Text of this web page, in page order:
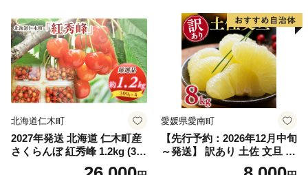
笛吹市 山梨県 フルーツ 果物
ぶどう 葡萄 大粒 シャインマ
スカット おすすめ シャイン
マスカット 贈答 ギフト 産地
笛吹市 シャインマスカット
笛吹 葡萄 国産 ぶどう 人気
国産 1.2kg 先行｜
北海道仁木町
2027年発送 北海道 仁木町産
さくらんぼ 紅秀峰 1.2kg (300
g×4パック) Lサイズ以上 旬
愛媛県愛南町
【先行予約：2026年12月中旬
～発送】 訳あり 土佐 文旦 8k
g (Mサイズ以上サイズミック